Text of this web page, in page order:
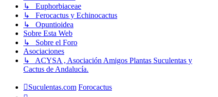
↳ Euphorbiaceae
↳ Ferocactus y Echinocactus
↳ Opuntioidea
Sobre Esta Web
↳ Sobre el Foro
Asociaciones
↳ ACYSA , Asociación Amigos Plantas Suculentas y
Cactus de Andalucía.
Suculentas.com Forocactus